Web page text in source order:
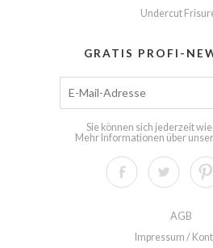
Undercut
GRATIS PROFI-
Sie können sich jederzeit
Mehr Informationen über
AGB
Impressum /